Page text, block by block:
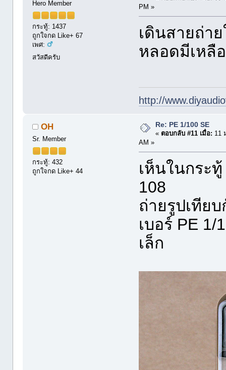
Hero Member
กระทู้: 1437
ถูกใจกด Like+ 67
เพศ:
สวัสดีครับ
PM »
เดินสายถ่า
หลอดมีเหลื
http://
OH
Sr. Member
กระทู้: 432
ถูกใจกด Like+ 44
Re: PE 1/100 SE
« ตอบกลับ #11 เมื่อ: 11
AM »
เห็นในกระ
108
ถ่ายรูปเทีย
เบอร์ PE 1/
เล็ก